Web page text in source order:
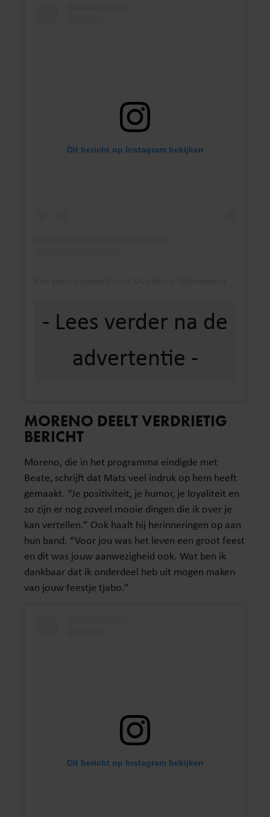
Dit bericht op Instagram bekijken
MORENO DEELT VERDRIETIG
BERICHT
Moreno, die in het programma eindigde met
Beate, schrijft dat Mats veel indruk op hem heeft
gemaakt. “Je positiviteit, je humor, je loyaliteit en
zo zijn er nog zoveel mooie dingen die ik over je
kan vertellen.” Ook haalt hij herinneringen op aan
hun band. “Voor jou was het leven een groot feest
en dit was jouw aanwezigheid ook. Wat ben ik
dankbaar dat ik onderdeel heb uit mogen maken
van jouw feestje tjabo.”
Dit bericht op Instagram bekijken